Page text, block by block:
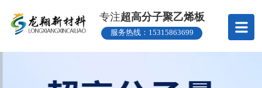
专注超高分子聚乙烯板
服务热线： 15315863699